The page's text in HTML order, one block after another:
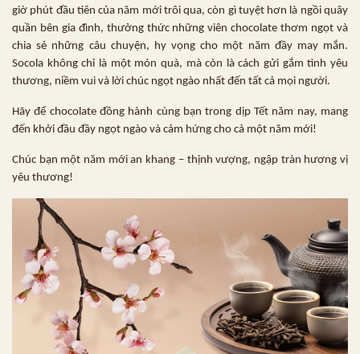
giờ phút đầu tiên của năm mới trôi qua, còn gì tuyệt hơn là ngồi quây
quần bên gia đình, thưởng thức những viên chocolate thơm ngọt và
chia sẻ những câu chuyện, hy vọng cho một năm đầy may mắn.
Socola không chỉ là một món quà, mà còn là cách gửi gắm tình yêu
thương, niềm vui và lời chúc ngọt ngào nhất đến tất cả mọi người.
Hãy để chocolate đồng hành cùng bạn trong dịp Tết năm nay, mang
đến khởi đầu đầy ngọt ngào và cảm hứng cho cả một năm mới!
Chúc bạn một năm mới an khang – thịnh vượng, ngập tràn hương vị
yêu thương!